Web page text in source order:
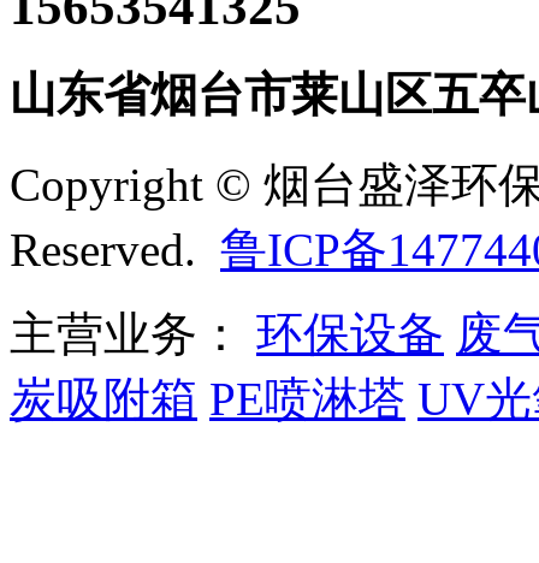
山东省烟台市莱山区五
Copyright © 烟台盛泽环
Reserved. 鲁ICP备
主营业务： 环保设备 废
炭吸附箱 PE喷淋塔 UV